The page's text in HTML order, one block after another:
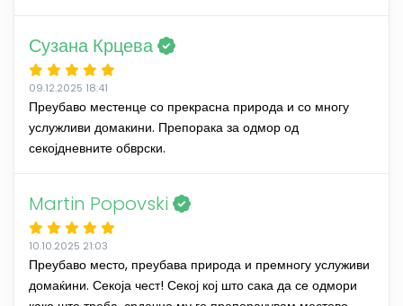
Сузана Крцева
09.12.2025 18:41
Преубаво местенце со прекрасна природа и со многу
услужливи домакини. Препорака за одмор од
секојдневните обврски.
Martin Popovski
10.10.2025 21:03
Преубаво место, преубава природа и премногу услуживи
домаќини. Секоја чест! Секој кој што сака да се одмори